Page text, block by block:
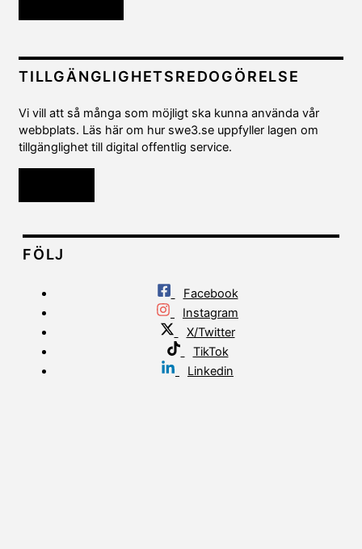
TILLGÄNGLIGHETSREDOGÖRELSE
Vi vill att så många som möjligt ska kunna använda vår
webbplats. Läs här om hur swe3.se uppfyller lagen om
tillgänglighet till digital offentlig service.
FÖLJ
Facebook
Instagram
X/Twitter
TikTok
Linkedin